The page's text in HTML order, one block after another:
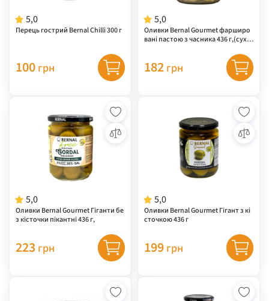
5,0
Перець гострий Bernal Chilli 300 г
100 грн
5,0
Оливки Bernal Gourmet фарширо
вані пастою з часника 436 г,(суха
182 грн
5,0
Оливки Bernal Gourmet Гіганти бе
з кісточки пікантні 436 г,
223 грн
5,0
Оливки Bernal Gourmet Гігант з кі
сточкою 436 г
199 грн